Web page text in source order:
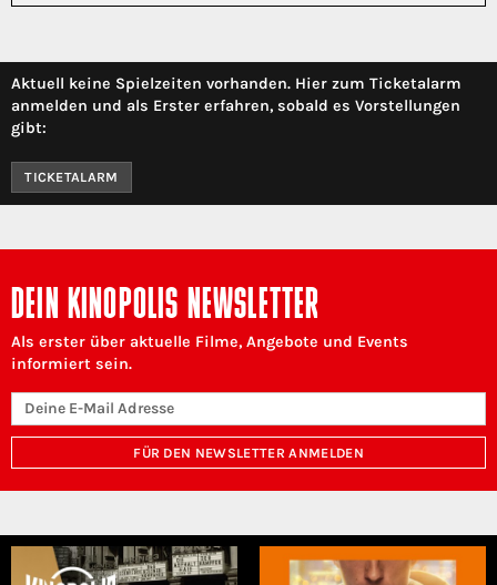
Aktuell keine Spielzeiten vorhanden. Hier zum Ticketalarm
anmelden und als Erster erfahren, sobald es Vorstellungen
gibt:
TICKETALARM
DEIN KINOPOLIS NEWSLETTER
Als erster über aktuelle Filme, Angebote und Events
informiert sein.
FÜR DEN NEWSLETTER ANMELDEN